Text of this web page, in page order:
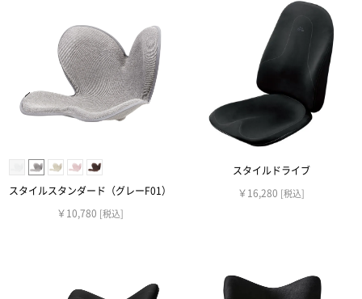
スタイルスタンダード（グレーF01）
￥10,780 [税込]
スタイルドライブ
￥16,280 [税込]